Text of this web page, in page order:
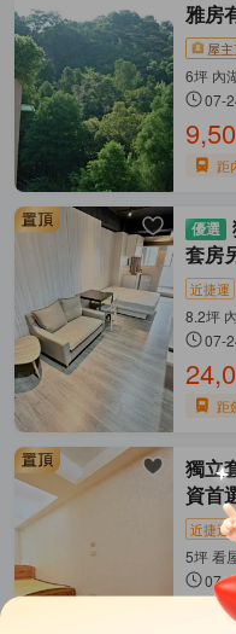
雅房
屋
6坪 內
07-
距
套房
近捷運
8.2坪
07-
距
獨立
資首
近捷運
5坪 看
07-